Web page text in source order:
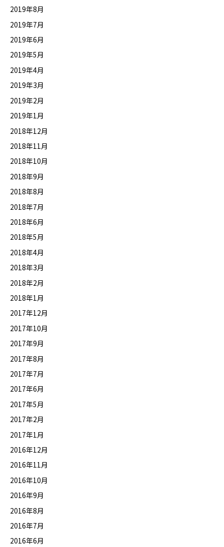
2019年8月
2019年7月
2019年6月
2019年5月
2019年4月
2019年3月
2019年2月
2019年1月
2018年12月
2018年11月
2018年10月
2018年9月
2018年8月
2018年7月
2018年6月
2018年5月
2018年4月
2018年3月
2018年2月
2018年1月
2017年12月
2017年10月
2017年9月
2017年8月
2017年7月
2017年6月
2017年5月
2017年2月
2017年1月
2016年12月
2016年11月
2016年10月
2016年9月
2016年8月
2016年7月
2016年6月